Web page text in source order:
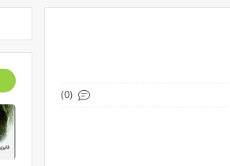
(0)